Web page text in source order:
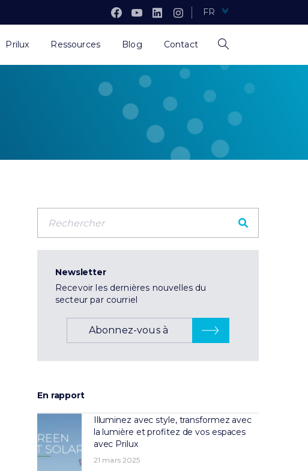
FR
Prilux Ressources Blog Contact
Newsletter
Recevoir les dernières nouvelles du
secteur par courriel
Abonnez-vous à
En rapport
Illuminez avec style, transformez avec
la lumière et profitez de vos espaces
avec Prilux
21 mars 2025